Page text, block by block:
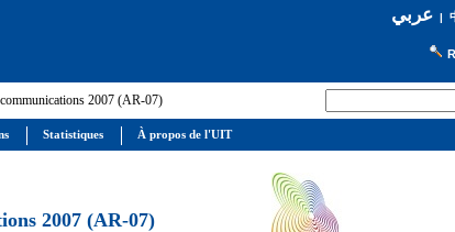
عربي|
2007 (AR-07)
2007 (AR-07)
Statistiques À propos de l'UIT